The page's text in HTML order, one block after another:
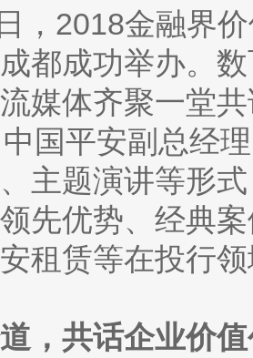
名为平安银行数字信用卡的公告
2018金融界价
都成功举办。
媒体齐聚一堂
平安副总经理
主题演讲等形
先优势、经典
租赁等在投行
，共话企业价